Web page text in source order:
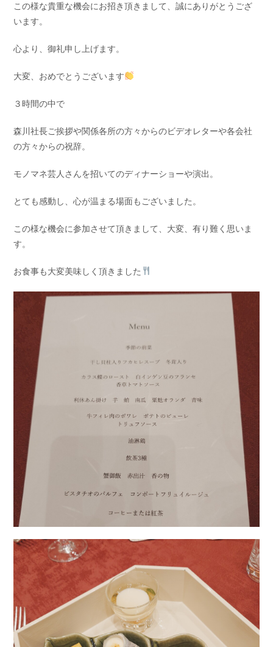
この様な貴重な機会にお招き頂きまして、誠にありがとうござ
います。
心より、御礼申し上げます。
大変、おめでとうございます
３時間の中で
森川社長ご挨拶や関係各所の方々からのビデオレターや各会社
の方々からの祝辞。
モノマネ芸人さんを招いてのディナーショーや演出。
とても感動し、心が温まる場面もございました。
この様な機会に参加させて頂きまして、大変、有り難く思いま
す。
お食事も大変美味しく頂きました